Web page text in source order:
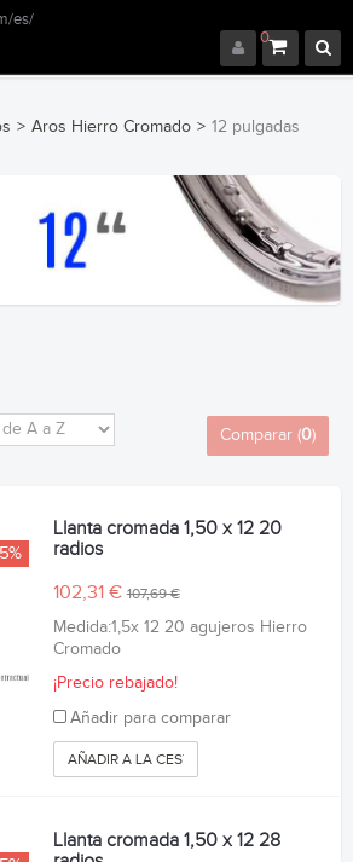
0
> Aros Hierro Cromado > 12 pulgadas
Comparar (0)
Llanta cromada 1,50 x 12 20
radios
102,31 €107,69 €
Medida:1,5x 12 20 agujeros Hierro
Cromado
¡Precio rebajado!
Añadir para comparar
AÑADIR A LA CESTA
Llanta cromada 1,50 x 12 28